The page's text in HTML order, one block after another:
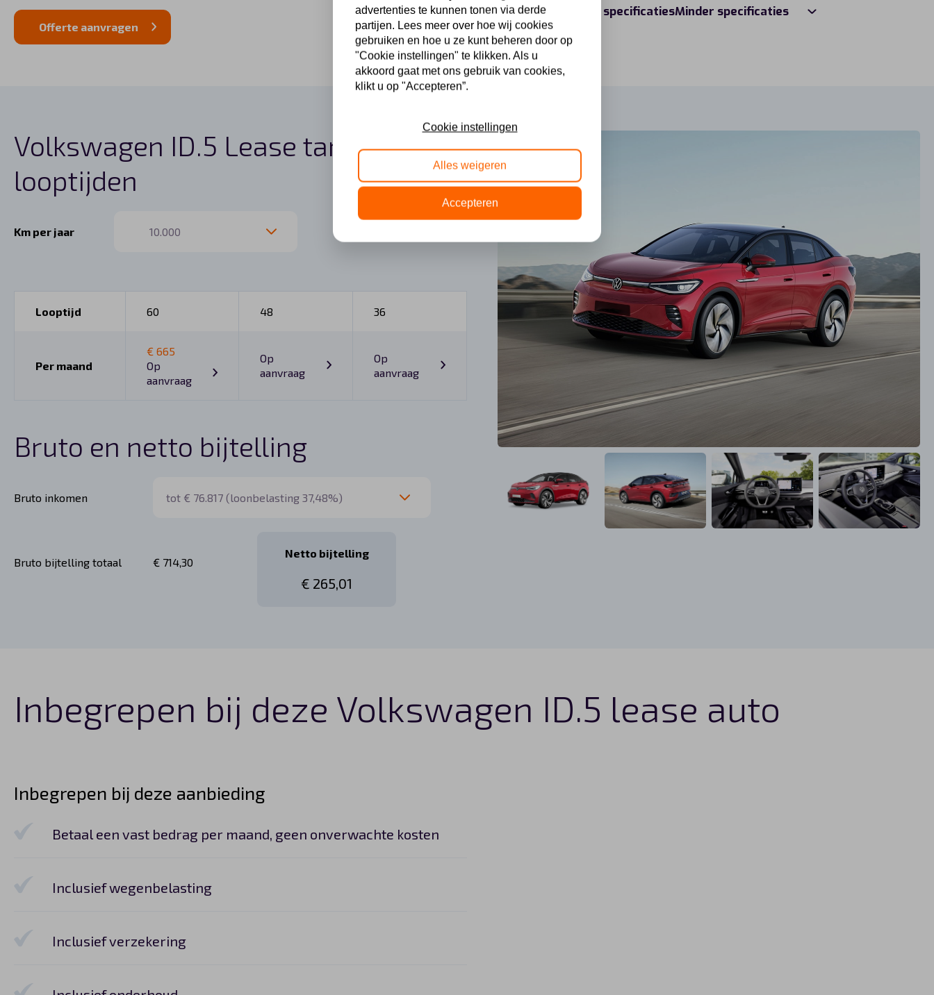
Offerte aanvragen
Meer specificatiesMinder specificaties
Volkswagen ID.5 Lease tarieven en
looptijden
Km per jaar
Looptijd 60 48 36
Per maand
€ 665
Op
aanvraag
Op
aanvraag
Op
aanvraag
Bruto en netto bijtelling
Bruto inkomen
Bruto bijtelling totaal € 714,30
Netto bijtelling
€ 265,01
Inbegrepen bij deze Volkswagen ID.5 lease auto
Inbegrepen bij deze aanbieding
Betaal een vast bedrag per maand, geen onverwachte kosten
Inclusief wegenbelasting
Inclusief verzekering
advertenties te kunnen tonen via derde
partijen. Lees meer over hoe wij cookies
gebruiken en hoe u ze kunt beheren door op
"Cookie instellingen" te klikken. Als u
akkoord gaat met ons gebruik van cookies,
klikt u op "Accepteren”.
Cookie instellingen
Alles weigeren
Accepteren